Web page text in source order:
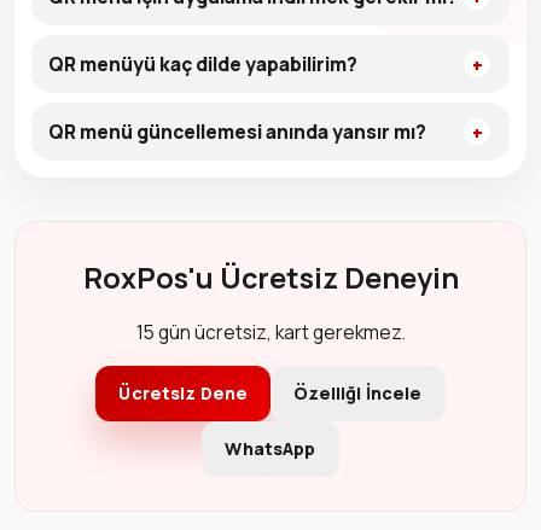
QR menüyü kaç dilde yapabilirim?
QR menü güncellemesi anında yansır mı?
RoxPos'u Ücretsiz Deneyin
15 gün ücretsiz, kart gerekmez.
Ücretsiz Dene Özelliği İncele
WhatsApp